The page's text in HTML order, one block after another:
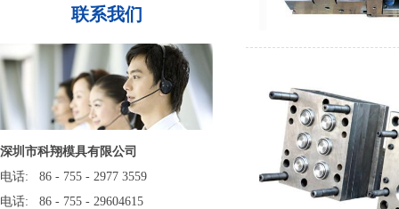
联系我们
深圳市科翔模具有限公司
电话: 86 - 755 - 2977 3559
电话: 86 - 755 - 29604615